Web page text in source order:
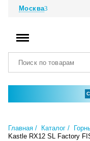
Москва
Главная Каталог
Kastle RX12 SL Factory